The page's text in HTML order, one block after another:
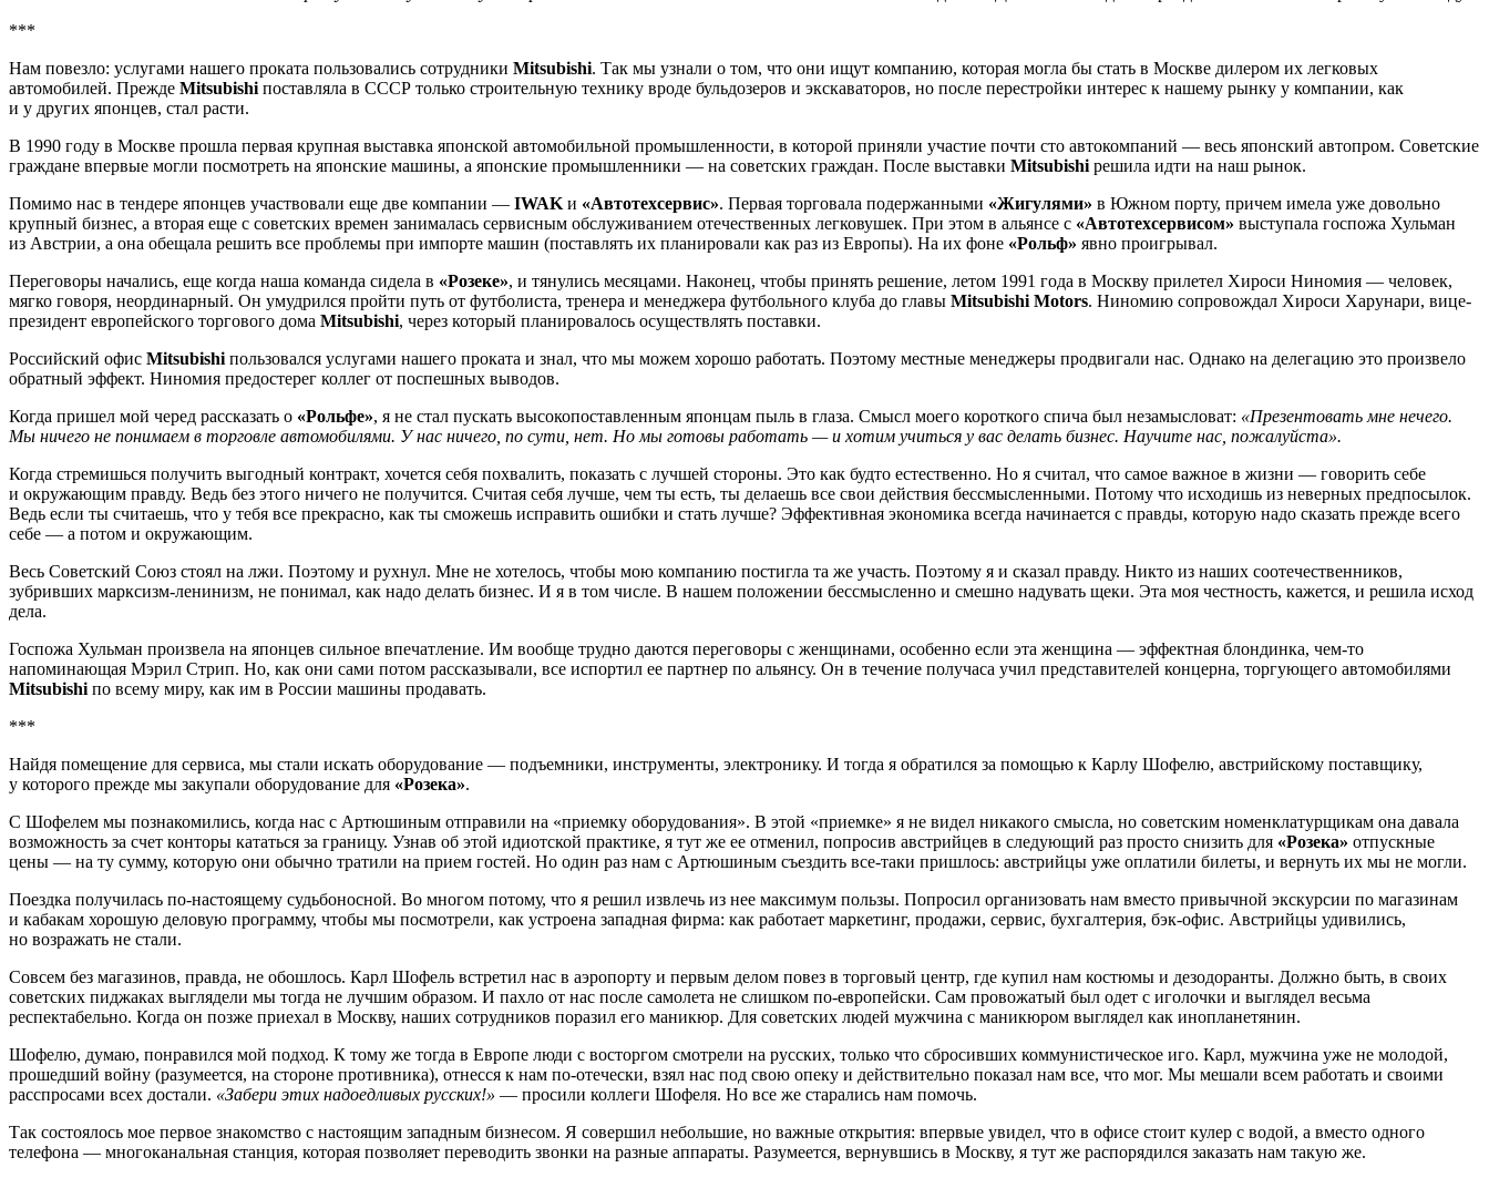
***
Нам повезло: услугами нашего проката пользовались сотрудники Mitsubishi. Так мы узнали о том, что они ищут компанию, которая могла бы стать в Москве дилером их легковых
автомобилей. Прежде Mitsubishi поставляла в СССР только строительную технику вроде бульдозеров и экскаваторов, но после перестройки интерес к нашему рынку у компании, как
и у других японцев, стал расти.
В 1990 году в Москве прошла первая крупная выставка японской автомобильной промышленности, в которой приняли участие почти сто автокомпаний — весь японский автопром. Советские
граждане впервые могли посмотреть на японские машины, а японские промышленники — на советских граждан. После выставки Mitsubishi решила идти на наш рынок.
Помимо нас в тендере японцев участвовали еще две компании — IWAK и «Автотехсервис». Первая торговала подержанными «Жигулями» в Южном порту, причем имела уже довольно
крупный бизнес, а вторая еще с советских времен занималась сервисным обслуживанием отечественных легковушек. При этом в альянсе с «Автотехсервисом» выступала госпожа Хульман
из Австрии, а она обещала решить все проблемы при импорте машин (поставлять их планировали как раз из Европы). На их фоне «Рольф» явно проигрывал.
Переговоры начались, еще когда наша команда сидела в «Розеке», и тянулись месяцами. Наконец, чтобы принять решение, летом 1991 года в Москву прилетел Хироси Ниномия — человек,
мягко говоря, неординарный. Он умудрился пройти путь от футболиста, тренера и менеджера футбольного клуба до главы Mitsubishi Motors. Ниномию сопровождал Хироси Харунари, вице-
президент европейского торгового дома Mitsubishi, через который планировалось осуществлять поставки.
Российский офис Mitsubishi пользовался услугами нашего проката и знал, что мы можем хорошо работать. Поэтому местные менеджеры продвигали нас. Однако на делегацию это произвело
обратный эффект. Ниномия предостерег коллег от поспешных выводов.
Когда пришел мой черед рассказать о «Рольфе», я не стал пускать высокопоставленным японцам пыль в глаза. Смысл моего короткого спича был незамысловат: «Презентовать мне нечего.
Мы ничего не понимаем в торговле автомобилями. У нас ничего, по сути, нет. Но мы готовы работать — и хотим учиться у вас делать бизнес. Научите нас, пожалуйста».
Когда стремишься получить выгодный контракт, хочется себя похвалить, показать с лучшей стороны. Это как будто естественно. Но я считал, что самое важное в жизни — говорить себе
и окружающим правду. Ведь без этого ничего не получится. Считая себя лучше, чем ты есть, ты делаешь все свои действия бессмысленными. Потому что исходишь из неверных предпосылок.
Ведь если ты считаешь, что у тебя все прекрасно, как ты сможешь исправить ошибки и стать лучше? Эффективная экономика всегда начинается с правды, которую надо сказать прежде всего
себе — а потом и окружающим.
Весь Советский Союз стоял на лжи. Поэтому и рухнул. Мне не хотелось, чтобы мою компанию постигла та же участь. Поэтому я и сказал правду. Никто из наших соотечественников,
зубривших марксизм-ленинизм, не понимал, как надо делать бизнес. И я в том числе. В нашем положении бессмысленно и смешно надувать щеки. Эта моя честность, кажется, и решила исход
дела.
Госпожа Хульман произвела на японцев сильное впечатление. Им вообще трудно даются переговоры с женщинами, особенно если эта женщина — эффектная блондинка, чем-то
напоминающая Мэрил Стрип. Но, как они сами потом рассказывали, все испортил ее партнер по альянсу. Он в течение получаса учил представителей концерна, торгующего автомобилями
Mitsubishi по всему миру, как им в России машины продавать.
***
Найдя помещение для сервиса, мы стали искать оборудование — подъемники, инструменты, электронику. И тогда я обратился за помощью к Карлу Шофелю, австрийскому поставщику,
у которого прежде мы закупали оборудование для «Розека».
С Шофелем мы познакомились, когда нас с Артюшиным отправили на «приемку оборудования». В этой «приемке» я не видел никакого смысла, но советским номенклатурщикам она давала
возможность за счет конторы кататься за границу. Узнав об этой идиотской практике, я тут же ее отменил, попросив австрийцев в следующий раз просто снизить для «Розека» отпускные
цены — на ту сумму, которую они обычно тратили на прием гостей. Но один раз нам с Артюшиным съездить все-таки пришлось: австрийцы уже оплатили билеты, и вернуть их мы не могли.
Поездка получилась по-настоящему судьбоносной. Во многом потому, что я решил извлечь из нее максимум пользы. Попросил организовать нам вместо привычной экскурсии по магазинам
и кабакам хорошую деловую программу, чтобы мы посмотрели, как устроена западная фирма: как работает маркетинг, продажи, сервис, бухгалтерия, бэк-офис. Австрийцы удивились,
но возражать не стали.
Совсем без магазинов, правда, не обошлось. Карл Шофель встретил нас в аэропорту и первым делом повез в торговый центр, где купил нам костюмы и дезодоранты. Должно быть, в своих
советских пиджаках выглядели мы тогда не лучшим образом. И пахло от нас после самолета не слишком по-европейски. Сам провожатый был одет с иголочки и выглядел весьма
респектабельно. Когда он позже приехал в Москву, наших сотрудников поразил его маникюр. Для советских людей мужчина с маникюром выглядел как инопланетянин.
Шофелю, думаю, понравился мой подход. К тому же тогда в Европе люди с восторгом смотрели на русских, только что сбросивших коммунистическое иго. Карл, мужчина уже не молодой,
прошедший войну (разумеется, на стороне противника), отнесся к нам по-отечески, взял нас под свою опеку и действительно показал нам все, что мог. Мы мешали всем работать и своими
расспросами всех достали. «Забери этих надоедливых русских!» — просили коллеги Шофеля. Но все же старались нам помочь.
Так состоялось мое первое знакомство с настоящим западным бизнесом. Я совершил небольшие, но важные открытия: впервые увидел, что в офисе стоит кулер с водой, а вместо одного
телефона — многоканальная станция, которая позволяет переводить звонки на разные аппараты. Разумеется, вернувшись в Москву, я тут же распорядился заказать нам такую же.